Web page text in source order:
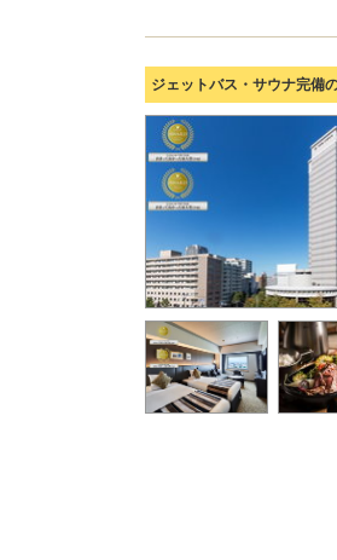
ジェットバス・サウナ完備